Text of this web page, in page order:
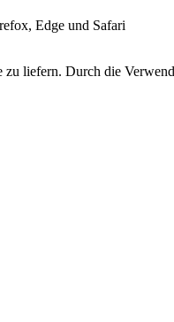
Edge und Safari
liefern. Durch die